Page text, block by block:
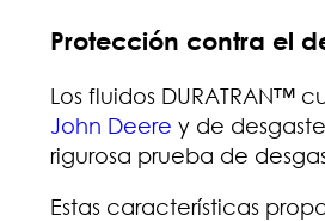
Protección contra el
Los fluidos DURATRAN™
John Deere y de
rigurosa prueba de
Estas características